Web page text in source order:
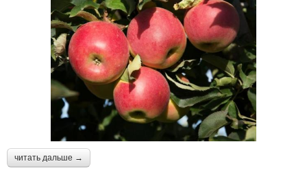
читать дальше →